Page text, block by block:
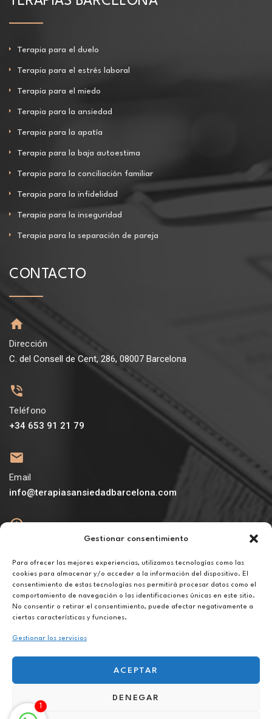
Gestionar consentimiento
Para ofrecer las mejores experiencias, utilizamos tecnologías como las
cookies para almacenar y/o acceder a la información del dispositivo. El
consentimiento de estas tecnologías nos permitirá procesar datos como el
comportamiento de navegación o las identificaciones únicas en este sitio.
No consentir o retirar el consentimiento, puede afectar negativamente a
ciertas características y funciones.
Gestionar los servicios
ACEPTAR
DENEGAR
Terapia para el duelo
Terapia para el estrés laboral
Terapia para el miedo
Terapia para la ansiedad
Terapia para la apatía
Terapia para la baja autoestima
Terapia para la conciliación familiar
Terapia para la infidelidad
Terapia para la inseguridad
Terapia para la separación de pareja
CONTACTO
Dirección
C. del Consell de Cent, 286, 08007 Barcelona
Teléfono
+34 653 91 21 79
Email
info@terapiasansiedadbarcelona.com
De lunes a viernes de 10h a 20h
Aviso legal
Política de privacidad
Política de cookies
Terapia para la infidelidad en Girona
1